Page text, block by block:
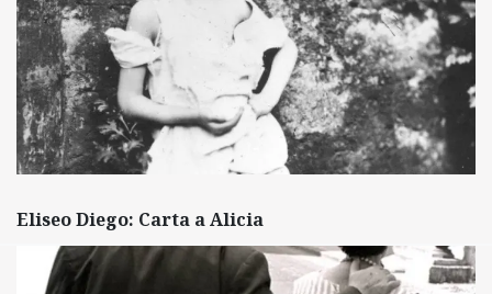
Eliseo Diego: Carta a Alicia